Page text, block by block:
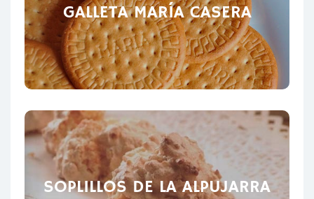
GALLETA MARÍA CASERA
SOPLILLOS DE LA ALPUJARRA